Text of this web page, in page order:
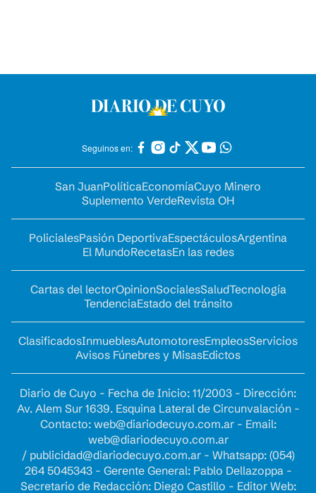
Seguinos en:
San JuanPolíticaEconomíaCuyo Minero
Suplemento VerdeRevista OH
PolicialesPasión DeportivaEspectáculosArgentina
El MundoRecetasEn las redes
Cartas del lectorOpinionSocialesSaludTecnología
TendenciaEstado del tránsito
ClasificadosInmueblesAutomotoresEmpleosServicios
Avisos Fúnebres y MisasEdictos
Diario de Cuyo - Fecha de Inicio: 11/2003 - Dirección:
Av. Alem Sur 1639. Esquina Lateral de Circunvalación -
Contacto: web@diariodecuyo.com.ar- Email:
web@diariodecuyo.com.ar
/ publicidad@diariodecuyo.com.ar- Whatsapp: (054)
264 5045343 - Gerente General: Pablo Dellazoppa -
Secretario de Redacción: Diego Castillo - Editor Web: